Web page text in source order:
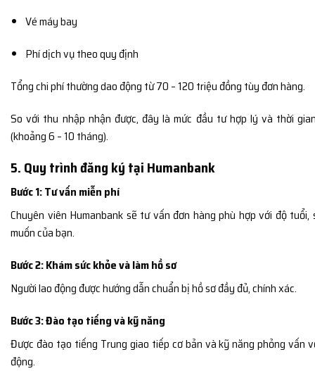
Vé máy bay
Phí dịch vụ theo quy định
Tổng chi phí thường dao động từ 70 – 120 triệu đồng tùy đơn hàng.
So với thu nhập nhận được, đây là mức đầu tư hợp lý và thời
(khoảng 6 – 10 tháng).
5. Quy trình đăng ký tại Humanbank
Bước 1: Tư vấn miễn phí
Chuyên viên Humanbank sẽ tư vấn đơn hàng phù hợp với độ tuổi,
muốn của bạn.
Bước 2: Khám sức khỏe và làm hồ sơ
Người lao động được hướng dẫn chuẩn bị hồ sơ đầy đủ, chính xác.
Bước 3: Đào tạo tiếng và kỹ năng
Được đào tạo tiếng Trung giao tiếp cơ bản và kỹ năng phỏng vấn
động.